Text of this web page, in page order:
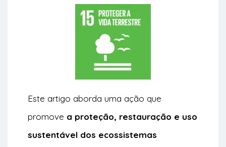
Este artigo aborda uma ação que
promove a proteção, restauração e uso
sustentável dos ecossistemas